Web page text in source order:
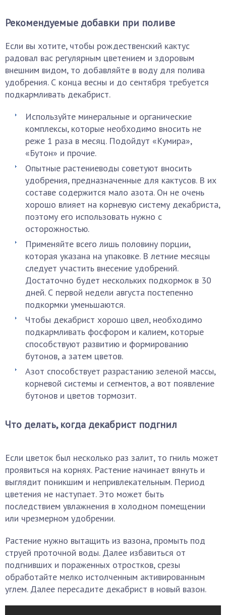
Рекомендуемые добавки при поливе
Если вы хотите, чтобы рождественский кактус
радовал вас регулярным цветением и здоровым
внешним видом, то добавляйте в воду для полива
удобрения. С конца весны и до сентября требуется
подкармливать декабрист.
Используйте минеральные и органические
комплексы, которые необходимо вносить не
реже 1 раза в месяц. Подойдут «Кумира»,
«Бутон» и прочие.
Опытные растениеводы советуют вносить
удобрения, предназначенные для кактусов. В их
составе содержится мало азота. Он не очень
хорошо влияет на корневую систему декабриста,
поэтому его использовать нужно с
осторожностью.
Применяйте всего лишь половину порции,
которая указана на упаковке. В летние месяцы
следует участить внесение удобрений.
Достаточно будет нескольких подкормок в 30
дней. С первой недели августа постепенно
подкормки уменьшаются.
Чтобы декабрист хорошо цвел, необходимо
подкармливать фосфором и калием, которые
способствуют развитию и формированию
бутонов, а затем цветов.
Азот способствует разрастанию зеленой массы,
корневой системы и сегментов, а вот появление
бутонов и цветов тормозит.
Что делать, когда декабрист подгнил
Если цветок был несколько раз залит, то гниль может
проявиться на корнях. Растение начинает вянуть и
выглядит поникшим и непривлекательным. Период
цветения не наступает. Это может быть
последствием увлажнения в холодном помещении
или чрезмерном удобрении.
Растение нужно вытащить из вазона, промыть под
струей проточной воды. Далее избавиться от
подгнивших и пораженных отростков, срезы
обработайте мелко истолченным активированным
углем. Далее пересадите декабрист в новый вазон.